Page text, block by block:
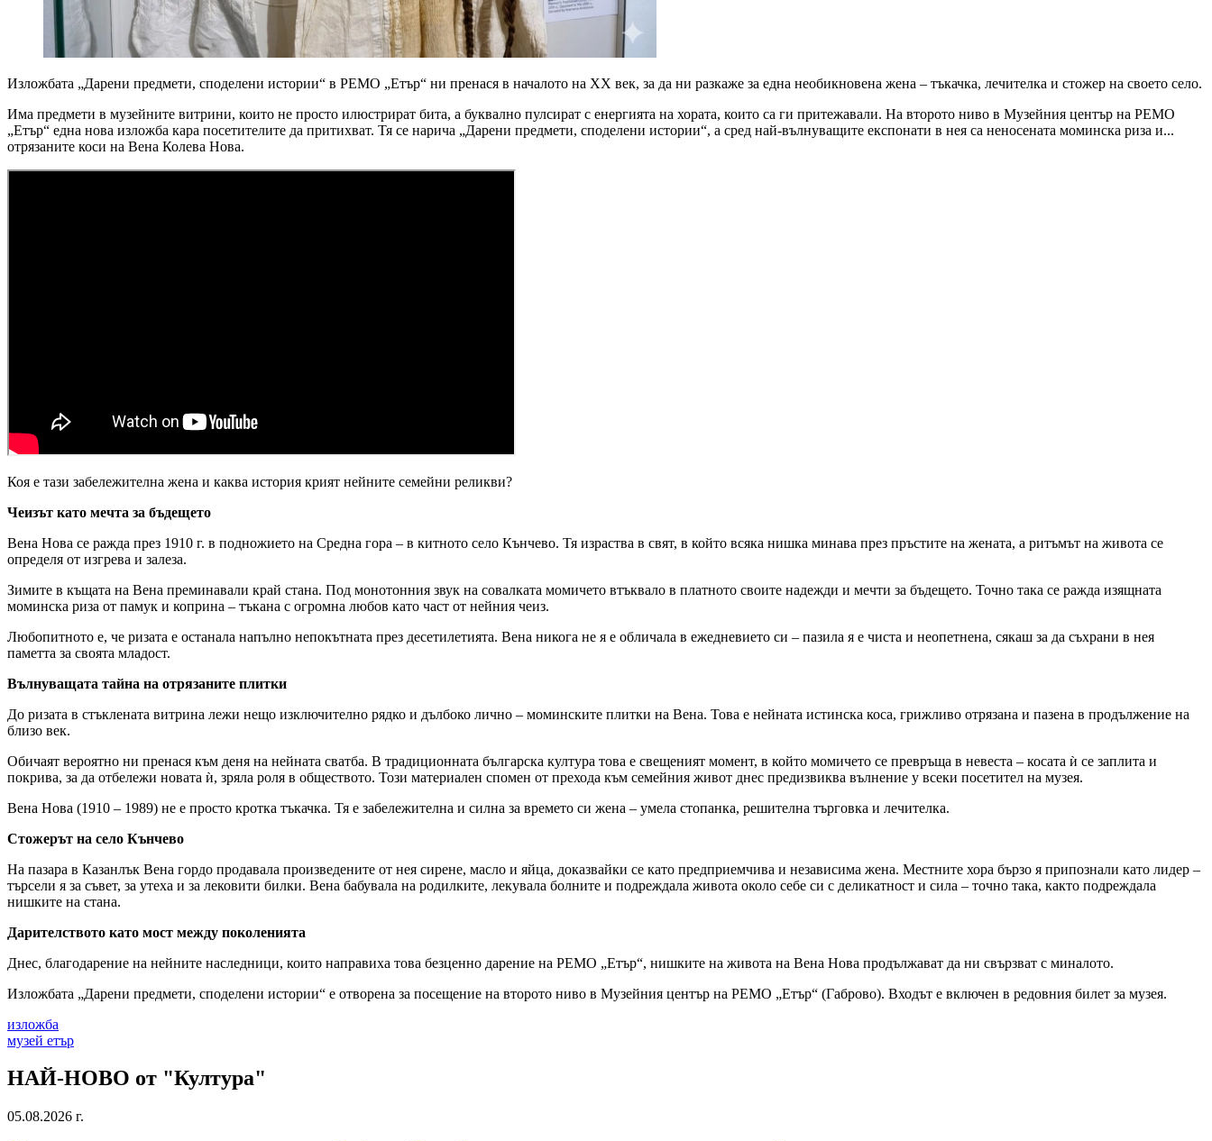
Изложбата „Дарени предмети, споделени истории“ в РЕМО „Етър“ ни пренася в началото на XX век, за да ни разкаже за една необикновена жена – тъкачка, лечителка и стожер на своето село.
Има предмети в музейните витрини, които не просто илюстрират бита, а буквално пулсират с енергията на хората, които са ги притежавали. На второто ниво в Музейния център на РЕМО
„Етър“ една нова изложба кара посетителите да притихват. Тя се нарича „Дарени предмети, споделени истории“, а сред най-вълнуващите експонати в нея са неносената моминска риза и...
отрязаните коси на Вена Колева Нова.
Коя е тази забележителна жена и каква история крият нейните семейни реликви?
Чеизът като мечта за бъдещето
Вена Нова се ражда през 1910 г. в подножието на Средна гора – в китното село Кънчево. Тя израства в свят, в който всяка нишка минава през пръстите на жената, а ритъмът на живота се
определя от изгрева и залеза.
Зимите в къщата на Вена преминавали край стана. Под монотонния звук на совалката момичето втъквало в платното своите надежди и мечти за бъдещето. Точно така се ражда изящната
моминска риза от памук и коприна – тъкана с огромна любов като част от нейния чеиз.
Любопитното е, че ризата е останала напълно непокътната през десетилетията. Вена никога не я е обличала в ежедневието си – пазила я е чиста и неопетнена, сякаш за да съхрани в нея
паметта за своята младост.
Вълнуващата тайна на отрязаните плитки
До ризата в стъклената витрина лежи нещо изключително рядко и дълбоко лично – моминските плитки на Вена. Това е нейната истинска коса, грижливо отрязана и пазена в продължение на
близо век.
Обичаят вероятно ни пренася към деня на нейната сватба. В традиционната българска култура това е свещеният момент, в който момичето се превръща в невеста – косата ѝ се заплита и
покрива, за да отбележи новата ѝ, зряла роля в обществото. Този материален спомен от прехода към семейния живот днес предизвиква вълнение у всеки посетител на музея.
Вена Нова (1910 – 1989) не е просто кротка тъкачка. Тя е забележителна и силна за времето си жена – умела стопанка, решителна търговка и лечителка.
Стожерът на село Кънчево
На пазара в Казанлък Вена гордо продавала произведените от нея сирене, масло и яйца, доказвайки се като предприемчива и независима жена. Местните хора бързо я припознали като лидер –
търсели я за съвет, за утеха и за лековити билки. Вена бабувала на родилките, лекувала болните и подреждала живота около себе си с деликатност и сила – точно така, както подреждала
нишките на стана.
Дарителството като мост между поколенията
Днес, благодарение на нейните наследници, които направиха това безценно дарение на РЕМО „Етър“, нишките на живота на Вена Нова продължават да ни свързват с миналото.
Изложбата „Дарени предмети, споделени истории“ е отворена за посещение на второто ниво в Музейния център на РЕМО „Етър“ (Габрово). Входът е включен в редовния билет за музея.
изложба
музей етър
НАЙ-НОВО от "Култура"
05.08.2026 г.